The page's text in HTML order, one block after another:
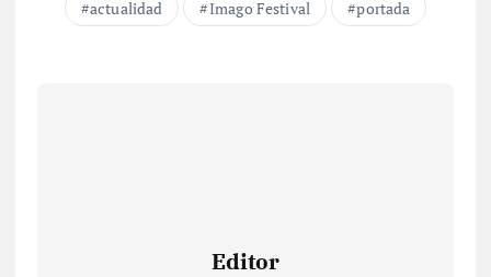
actualidad Imago Festival portada
Editor